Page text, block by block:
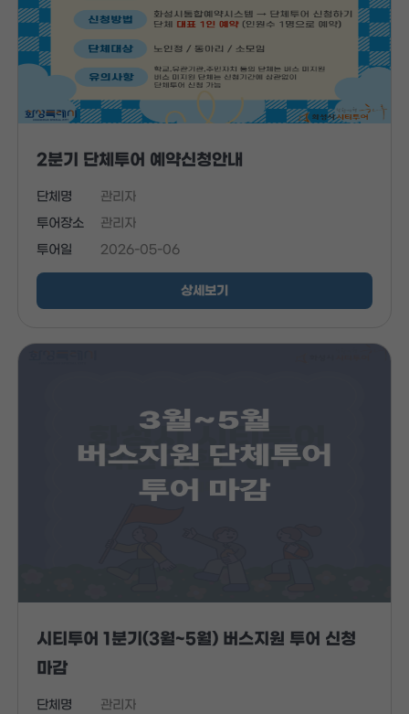
2분기 단체투어 예약신청안내
단체명
관리자
투어장소
관리자
투어일
2026-05-06
상세보기
시티투어 1분기(3월~5월) 버스지원 투어 신청
마감
단체명
관리자